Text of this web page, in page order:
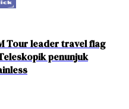
Tour leader travel flag
penunjuk